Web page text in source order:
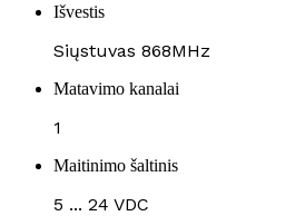
Išvestis
Siųstuvas 868MHz
Matavimo kanalai
1
Maitinimo šaltinis
5 ... 24 VDC